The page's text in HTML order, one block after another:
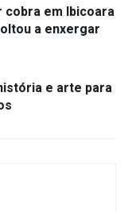
cobra em Ibicoara
a enxergar
e arte para